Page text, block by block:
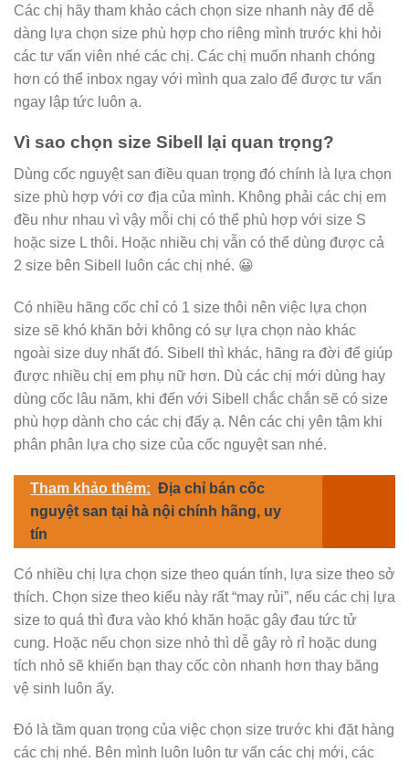
Các chị hãy tham khảo cách chọn size nhanh này để dễ
dàng lựa chọn size phù hợp cho riêng mình trước khi hỏi
các tư vấn viên nhé các chị. Các chị muốn nhanh chóng
hơn có thể inbox ngay với mình qua zalo để được tư vấn
ngay lập tức luôn ạ.
Vì sao chọn size Sibell lại quan trọng?
Dùng cốc nguyệt san điều quan trọng đó chính là lựa chọn
size phù hợp với cơ địa của mình. Không phải các chị em
đều như nhau vì vậy mỗi chị có thể phù hợp với size S
hoặc size L thôi. Hoặc nhiều chị vẫn có thể dùng được cả
2 size bên Sibell luôn các chị nhé. 😀
Có nhiều hãng cốc chỉ có 1 size thôi nên việc lựa chọn
size sẽ khó khăn bởi không có sự lựa chọn nào khác
ngoài size duy nhất đó. Sibell thì khác, hãng ra đời để giúp
được nhiều chị em phụ nữ hơn. Dù các chị mới dùng hay
dùng cốc lâu năm, khi đến với Sibell chắc chắn sẽ có size
phù hợp dành cho các chị đấy ạ. Nên các chị yên tậm khi
phân phân lựa chọ size của cốc nguyệt san nhé.
Tham khảo thêm: Địa chỉ bán cốc
nguyệt san tại hà nội chính hãng, uy
tín
Có nhiều chị lựa chọn size theo quán tính, lựa size theo sở
thích. Chọn size theo kiểu này rất “may rủi”, nếu các chị lựa
size to quá thì đưa vào khó khăn hoặc gây đau tức tử
cung. Hoặc nếu chọn size nhỏ thì dễ gây rò rỉ hoặc dung
tích nhỏ sẽ khiến bạn thay cốc còn nhanh hơn thay băng
vệ sinh luôn ấy.
Đó là tầm quan trọng của việc chọn size trước khi đặt hàng
các chị nhé. Bên mình luôn luôn tư vấn các chị mới, các